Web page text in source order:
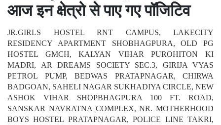
आज इन क्षेत्रो से पाए गए पॉजिटिव
JR.GIRLS HOSTEL RNT CAMPUS, LAKECITY
RESIDENCY APARTMENT SHOBHAGPURA, OLD PG
HOSTEL GMCH, KALYAN VIHAR PUROHITON KI
MADRI, AR DREAMS SOCIETY SEC.3, GIRIJA VYAS
PETROL PUMP, BEDWAS PRATAPNAGAR, CHIRWA
BADGOAN, SAHELI NAGAR SUKHADIYA CIRCLE, NEW
ASHOK VIHAR SHOPBHAGPURA 100 FT. ROAD,
SANSKAR NAVRATNA COMPLEX, NR. MOTHERHOOD
BOYS HOSTEL PRATAPNAGAR, POLICE LINE TAKRI,